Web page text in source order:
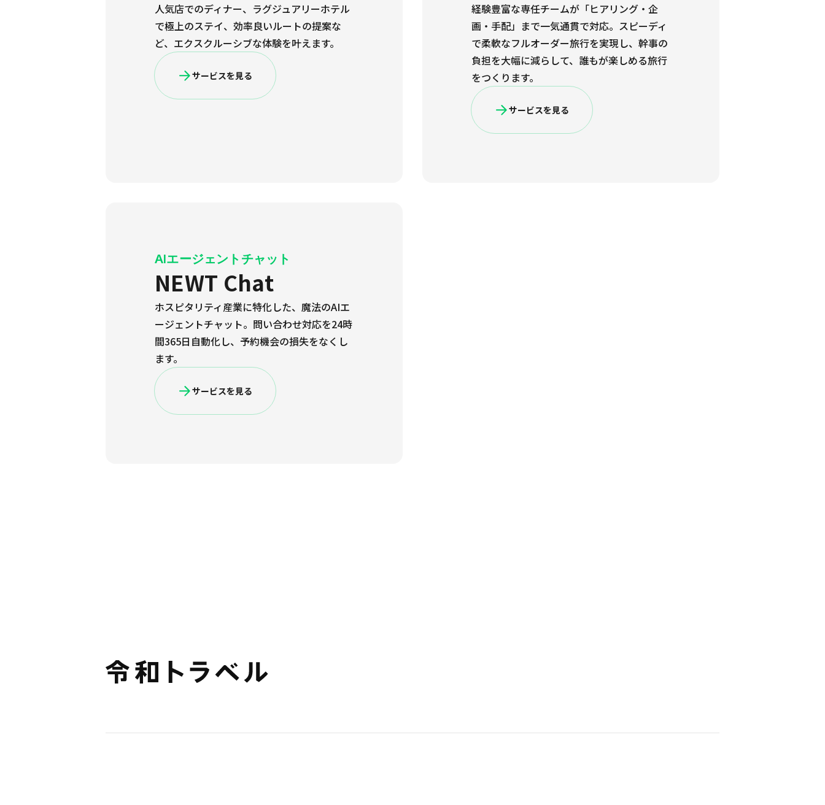
人気店でのディナー、ラグジュアリーホテル
で極上のステイ、効率良いルートの提案な
ど、エクスクルーシブな体験を叶えます。
サービスを見る
経験豊富な専任チームが「ヒアリング・企
画・手配」まで一気通貫で対応。スピーディ
で柔軟なフルオーダー旅行を実現し、幹事の
負担を大幅に減らして、誰もが楽しめる旅行
をつくります。
サービスを見る
AIエージェントチャット
NEWT Chat
ホスピタリティ産業に特化した、魔法のAIエ
ージェントチャット。問い合わせ対応を24時
間365日自動化し、予約機会の損失をなくし
ます。
サービスを見る